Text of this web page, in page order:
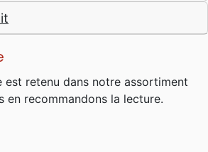
est retenu dans notre assortiment
en recommandons la lecture.